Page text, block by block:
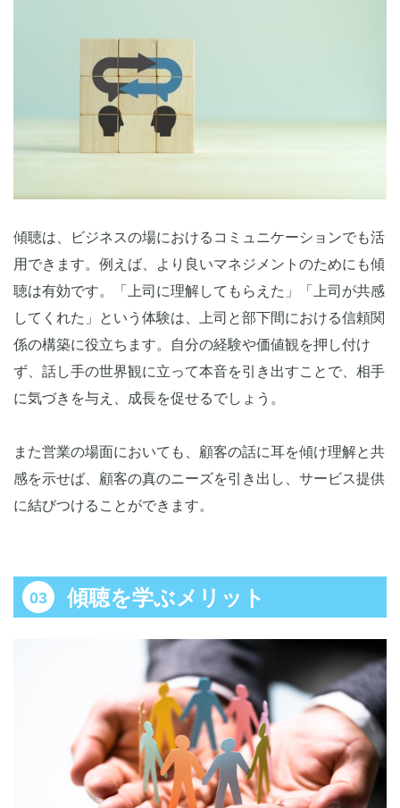
傾聴は、ビジネスの場におけるコミュニケーションでも活
用できます。例えば、より良いマネジメントのためにも傾
聴は有効です。「上司に理解してもらえた」「上司が共感
してくれた」という体験は、上司と部下間における信頼関
係の構築に役立ちます。自分の経験や価値観を押し付け
ず、話し手の世界観に立って本音を引き出すことで、相手
に気づきを与え、成長を促せるでしょう。
また営業の場面においても、顧客の話に耳を傾け理解と共
感を示せば、顧客の真のニーズを引き出し、サービス提供
に結びつけることができます。
傾聴を学ぶメリット